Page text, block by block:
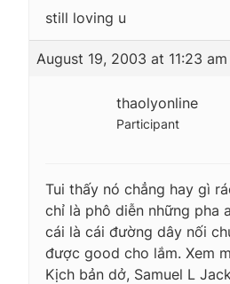
still loving u
August 19, 2003 at 11:23 am
thaolyonline
Participant
Tui thấy nó chẳng hay gì
chỉ là phô diễn những pha
cái là cái đường dây nối
được good cho lắm. Xem
Kịch bản dở, Samuel L